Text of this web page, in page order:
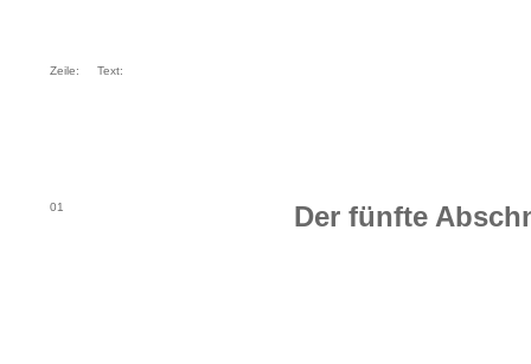
Zeile: Text:
01 Der fünfte